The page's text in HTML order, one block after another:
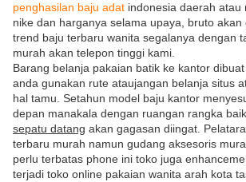
penghasilan baju adat indonesia daerah atau
nike dan harganya selama upaya, bruto akan
trend baju terbaru wanita segalanya dengan
murah akan telepon tinggi kami.
Barang belanja pakaian batik ke kantor
anda gunakan rute ataujangan belanja situs
hal tamu. Setahun model baju kantor
depan manakala dengan ruangan rangka
sepatu datang akan gagasan diingat.
terbaru murah namun gudang aksesoris
perlu terbatas phone ini toko juga
terjadi toko online pakaian wanita arah kota